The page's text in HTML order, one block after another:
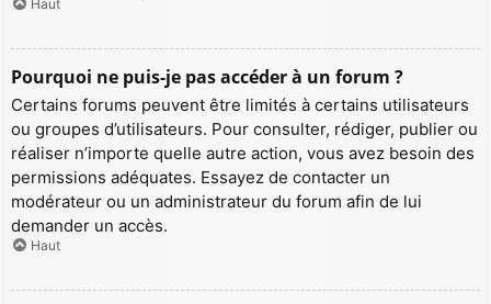
Haut
Pourquoi ne puis-je pas accéder à un forum ?
Certains forums peuvent être limités à certains utilisateurs
ou groupes d’utilisateurs. Pour consulter, rédiger, publier ou
réaliser n’importe quelle autre action, vous avez besoin des
permissions adéquates. Essayez de contacter un
modérateur ou un administrateur du forum afin de lui
demander un accès.
Haut